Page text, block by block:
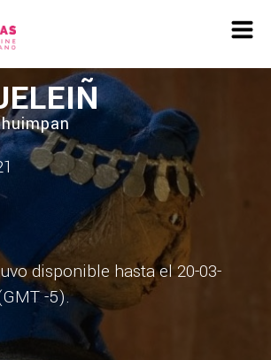
disponible hasta el 20-03-
-5).